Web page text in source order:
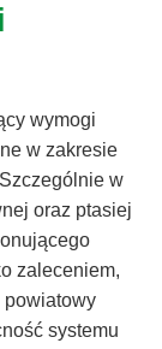
wymogi
w zakresie
w
oraz ptasiej
zaleceniem,
powiatowy
systemu